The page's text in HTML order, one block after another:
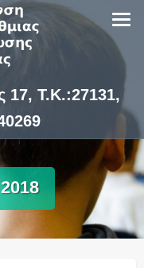
17, Τ.Κ.:27131,